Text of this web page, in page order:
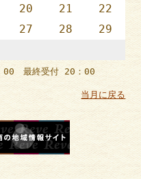
20 21
22
27 28
29
00 最終受付 20：00
当月に戻る